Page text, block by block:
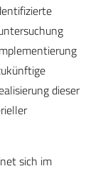
dieser
sich im